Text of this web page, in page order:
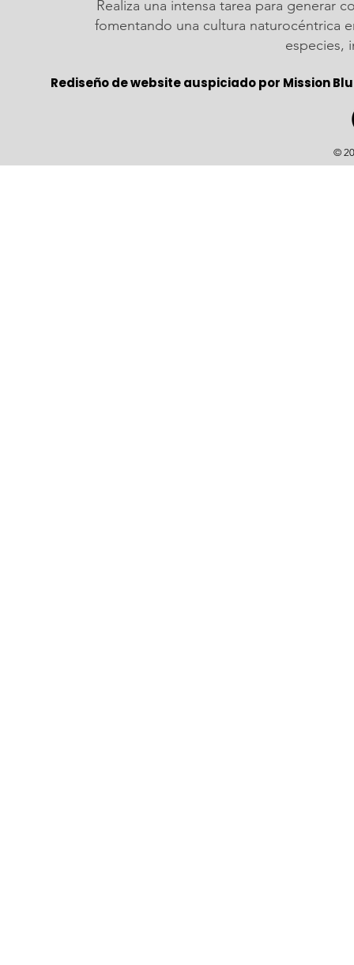
Realiza una intensa tarea para generar
fomentando una cultura naturocéntrica
especies,
Rediseño de website auspiciado por Mission
©